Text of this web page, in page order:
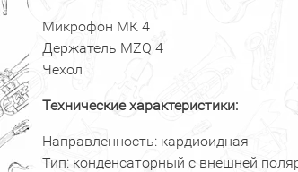
Микрофон МК 4
Держатель MZQ 4
Чехол
Технические характеристики:
Направленность: кардиоидная
Тип: конденсаторный с внешней